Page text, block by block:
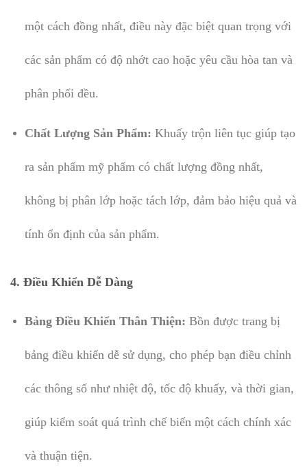
một cách đồng nhất, điều này đặc biệt quan trọng với
các sản phẩm có độ nhớt cao hoặc yêu cầu hòa tan và
phân phối đều.
Chất Lượng Sản Phẩm: Khuấy trộn liên tục giúp tạo
ra sản phẩm mỹ phẩm có chất lượng đồng nhất,
không bị phân lớp hoặc tách lớp, đảm bảo hiệu quả và
tính ổn định của sản phẩm.
4. Điều Khiển Dễ Dàng
Bảng Điều Khiển Thân Thiện: Bồn được trang bị
bảng điều khiển dễ sử dụng, cho phép bạn điều chỉnh
các thông số như nhiệt độ, tốc độ khuấy, và thời gian,
giúp kiểm soát quá trình chế biến một cách chính xác
và thuận tiện.